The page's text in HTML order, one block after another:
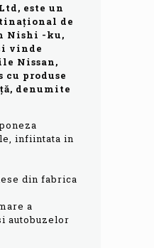
este un
de
Nishi -ku,
vinde
Nissan,
produse
denumite
infiintata in
din fabrica
a
autobuzelor